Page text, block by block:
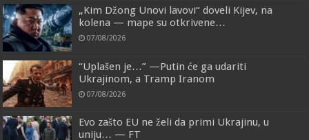
„Kim Džong Unovi lavovi“ doveli Kijev, na
kolena — mape su otkrivene…
07/08/2026
“Uplašen je…” —Putin će ga udariti
Ukrajinom, a Tramp Iranom
07/08/2026
Evo zašto EU ne želi da primi Ukrajinu, u
uniju… — FT